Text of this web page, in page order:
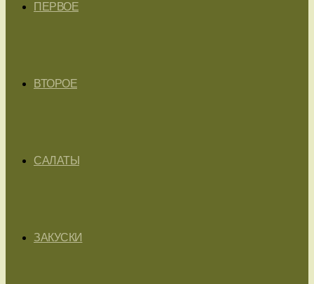
ПЕРВОЕ
ВТОРОЕ
САЛАТЫ
ЗАКУСКИ